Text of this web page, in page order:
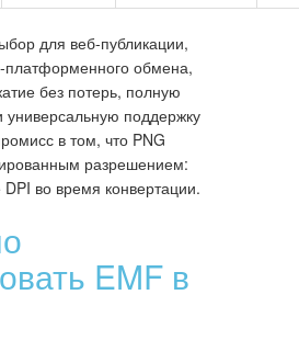
для веб-публикации,
платформенного обмена,
без потерь, полную
универсальную поддержку
в том, что PNG
разрешением:
во время конвертации.
EMF в